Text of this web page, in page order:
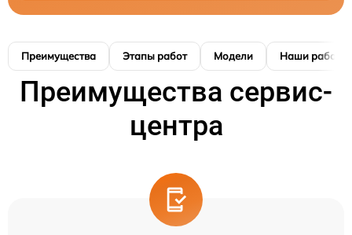
Преимущества Этапы работ Модели Наши работы
Преимущества сервис-
центра